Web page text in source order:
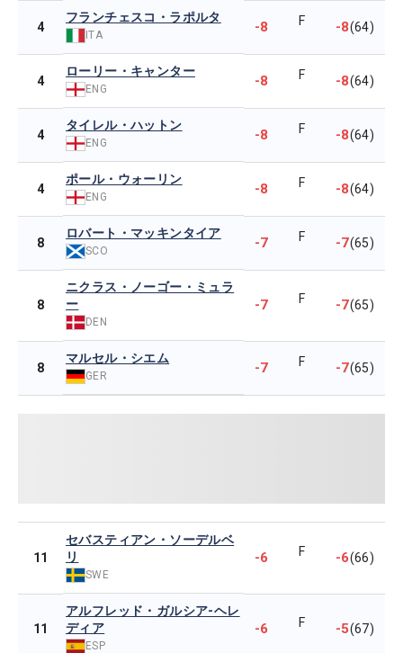
4
フランチェスコ・ラポルタ
ITA -8 F -8(64)
4
ローリー・キャンター
ENG -8 F -8(64)
4
タイレル・ハットン
ENG -8 F -8(64)
4
ポール・ウォーリン
ENG -8 F -8(64)
8
ロバート・マッキンタイア
SCO -7 F -7(65)
8
ニクラス・ノーゴー・ミュラ
ー
DEN
-7 F -7(65)
8
マルセル・シエム
GER -7 F -7(65)
11
セバスティアン・ソーデルベ
リ
SWE
-6 F -6(66)
11
アルフレッド・ガルシア-ヘレ
ディア
ESP
-6 F -5(67)